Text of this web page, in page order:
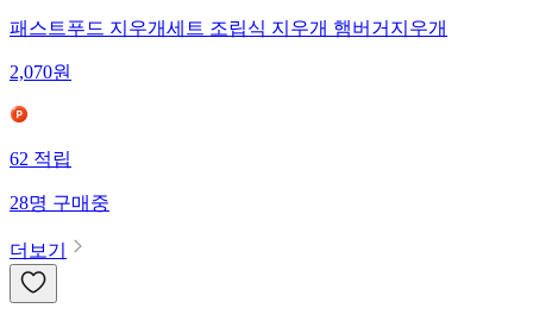
패스트푸드 지우개세트 조립식 지우개 햄버거지우개
2,070원
62적립
28명구매중
더보기